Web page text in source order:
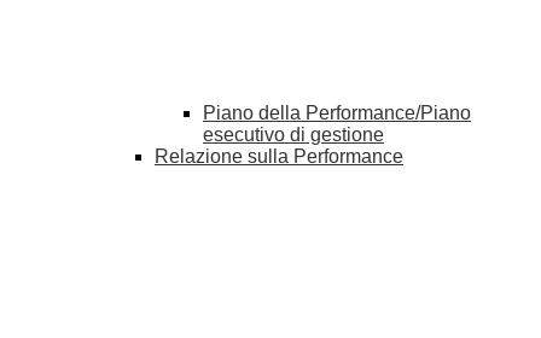
Piano della Performance/Piano
esecutivo di gestione
Relazione sulla Performance